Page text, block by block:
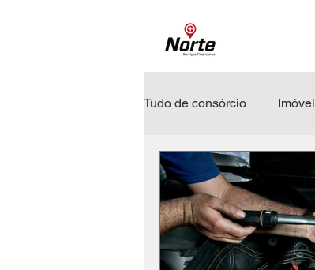
Tudo de consórcio Imóvel
Educação Financeira